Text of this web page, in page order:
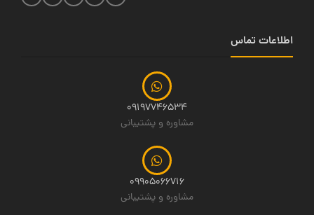
اطلاعات تماس
09197746534
مشاوره و پشتیبانی
09905066716
مشاوره و پشتیبانی